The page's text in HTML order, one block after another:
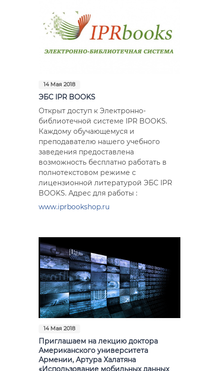
14 Мая 2018
ЭБС IPR BOOKS
Открыт доступ к Электронно-
библиотечной системе IPR BOOKS.
Каждому обучающемуся и
преподавателю нашего учебного
заведения предоставлена
возможность бесплатно работать в
полнотекстовом режиме с
лицензионной литературой ЭБС IPR
BOOKS. Адрес для работы :
www.iprbookshop.ru
14 Мая 2018
Приглашаем на лекцию доктора
Американского университета
Армении, Артура Халатяна
«Использование мобильных данных